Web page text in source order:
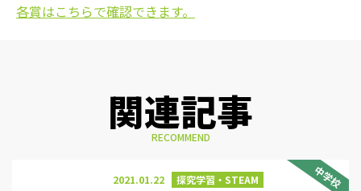
各賞はこちらで確認できます。
関連記事
RECOMMEND
中学校
2021.01.22 探究学習・STEAM